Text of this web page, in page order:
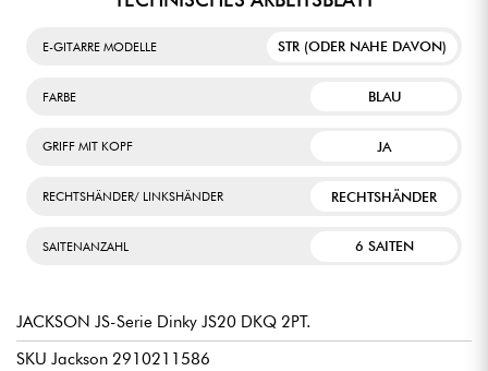
E-GITARRE MODELLE STR (ODER NAHE DAVON)
FARBE BLAU
GRIFF MIT KOPF JA
RECHTSHÄNDER/ LINKSHÄNDER RECHTSHÄNDER
SAITENANZAHL 6 SAITEN
JACKSON JS-Serie Dinky JS20 DKQ 2PT.
SKU Jackson 2910211586